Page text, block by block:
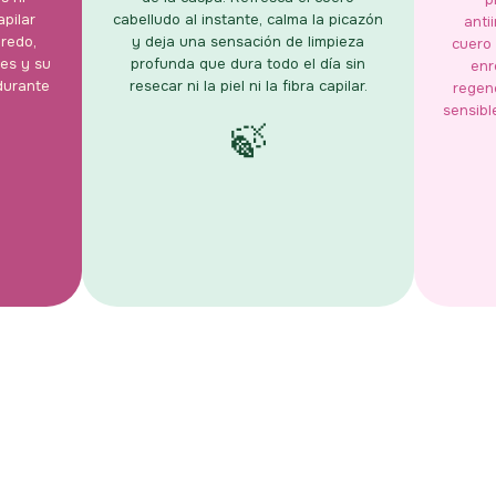
y su
cabelludo al instante, calma la picazón
y deja una sensación de limpieza
profunda que dura todo el día sin
resecar ni la piel ni la fibra capilar.
🍃